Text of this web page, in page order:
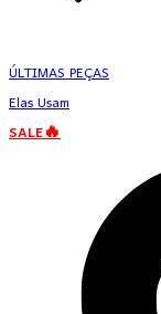
ÚLTIMAS PEÇAS
Elas Usam
SALE🔥